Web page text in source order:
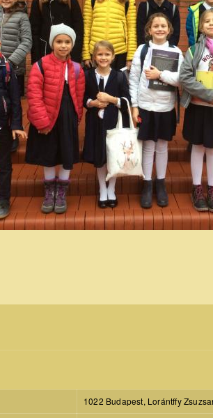
1022 Budapest, Lorántffy